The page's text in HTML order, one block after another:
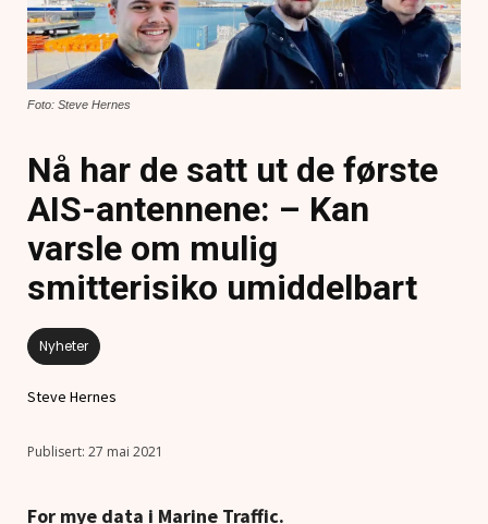
Foto: Steve Hernes
Nå har de satt ut de første
AIS-antennene: – Kan
varsle om mulig
smitterisiko umiddelbart
Nyheter
Steve Hernes
27 mai 2021
For mye data i Marine Traffic.